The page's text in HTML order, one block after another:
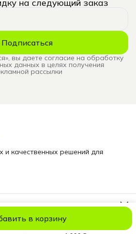
в корзину
на следующий заказ
Подписаться
вы даете согласие на обработку
данных в целях получения
рассылки
качественных решений для
Правила возвратаРеквизиты